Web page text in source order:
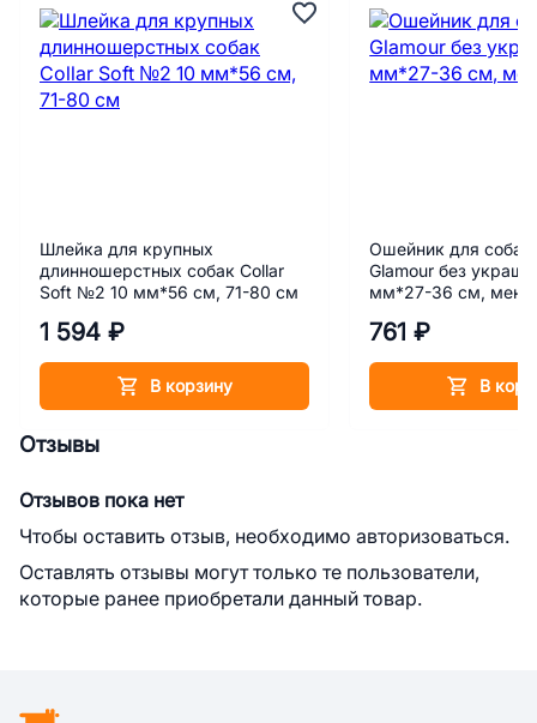
Шлейка для крупных
длинношерстных собак Collar
Soft №2 10 мм*56 см, 71-80 см
1 594 ₽
В корзину
Ошейник для собак
Glamour без
мм*27-36 см,
761 ₽
В
Отзывы
Отзывов пока нет
Чтобы оставить отзыв, необходимо авторизоваться.
Оставлять отзывы могут только те пользователи,
которые ранее приобретали данный товар.